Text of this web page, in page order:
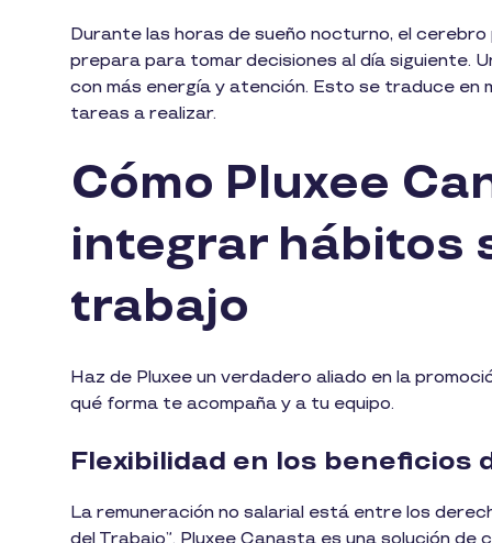
Durante las horas de sueño nocturno, el
prepara para tomar decisiones al día siguiente.
con más energía y atención. Esto se traduce
tareas a realizar.
Cómo Pluxee
integrar hábitos
trabajo
Haz de Pluxee un verdadero aliado en la
qué forma te acompaña y a tu equipo.
Flexibilidad en los
La remuneración no salarial está entre los